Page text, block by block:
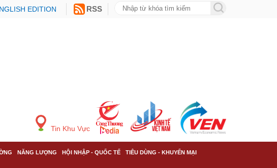
RSS
EDITION
Tin Khu Vực
NĂNG LƯỢNG HỘI NHẬP - QUỐC TẾ TIÊU DÙNG - KHUYẾN MẠI